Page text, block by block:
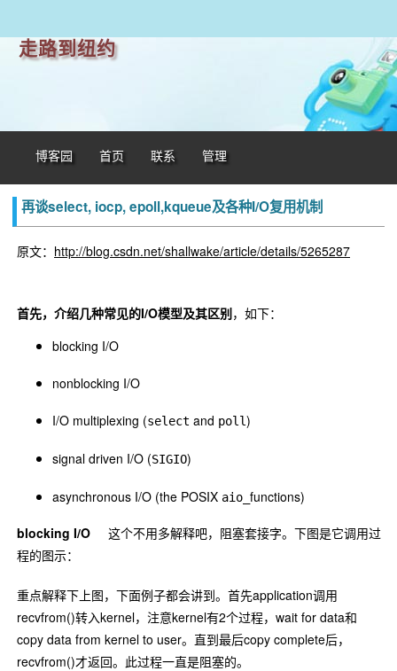
走路到纽约
博客园 首页 联系 管理
再谈select, iocp, epoll,kqueue及各种I/O复用机制
原文： http://blog.csdn.net/shallwake/article/details/5265287
首先，介绍几种常见的I/O模型及其区别，如下：
blocking I/O
nonblocking I/O
I/O multiplexing (select and poll)
signal driven I/O (SIGIO)
asynchronous I/O (the POSIX aio_ functions)
blocking I/O 这个不用多解释吧，阻塞套接字。下图是它调用过
程的图示：
重点解释下上图，下面例子都会讲到。首先application调用
recvfrom()转入kernel，注意kernel有2个过程，wait for data和
copy data from kernel to user。直到最后copy complete后，
recvfrom()才返回。此过程一直是阻塞的。